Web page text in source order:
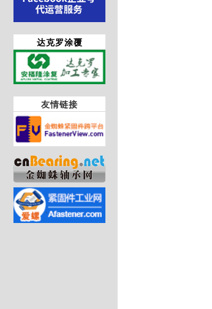
达克罗涂覆
友情链接